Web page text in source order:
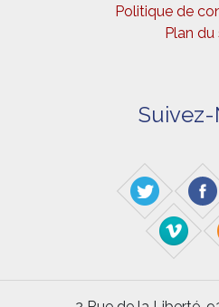
Politique de
Plan du